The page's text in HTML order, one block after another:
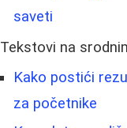
saveti
Tekstovi na
Kako postići
za početnike